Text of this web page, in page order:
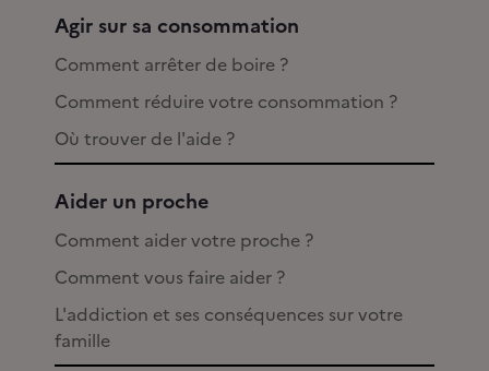
Agir sur sa consommation
Comment arrêter de boire ?
Comment réduire votre consommation ?
Où trouver de l'aide ?
Aider un proche
Comment aider votre proche ?
Comment vous faire aider ?
L'addiction et ses conséquences sur votre
famille